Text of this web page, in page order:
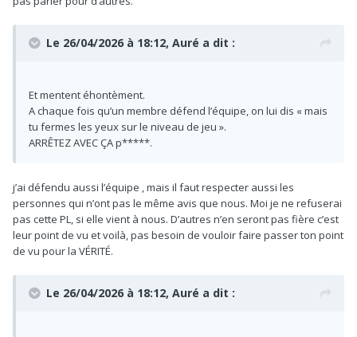
Le 26/04/2026 à 18:12, Auré a dit :
Et mentent éhontèment.
A chaque fois qu’un membre défend l’équipe, on lui dis « mais
tu fermes les yeux sur le niveau de jeu ».
ARRÊTEZ AVEC ÇA p*****.
j’ai défendu aussi l’équipe , mais il faut respecter aussi les
personnes qui n’ont pas le même avis que nous. Moi je ne refuserai
pas cette PL, si elle vient à nous. D’autres n’en seront pas fière c’est
leur point de vu et voilà, pas besoin de vouloir faire passer ton point
de vu pour la VÉRITÉ.
Le 26/04/2026 à 18:12, Auré a dit :